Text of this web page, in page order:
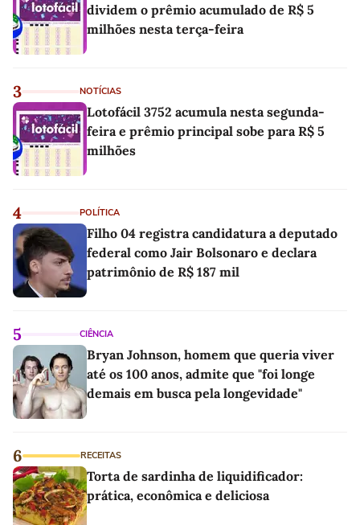
dividem o prêmio acumulado de R$ 5
milhões nesta terça-feira
3 NOTÍCIAS
Lotofácil 3752 acumula nesta segunda-
feira e prêmio principal sobe para R$ 5
milhões
4 POLÍTICA
Filho 04 registra candidatura a deputado
federal como Jair Bolsonaro e declara
patrimônio de R$ 187 mil
5 CIÊNCIA
Bryan Johnson, homem que queria viver
até os 100 anos, admite que "foi longe
demais em busca pela longevidade"
6 RECEITAS
Torta de sardinha de liquidificador:
prática, econômica e deliciosa